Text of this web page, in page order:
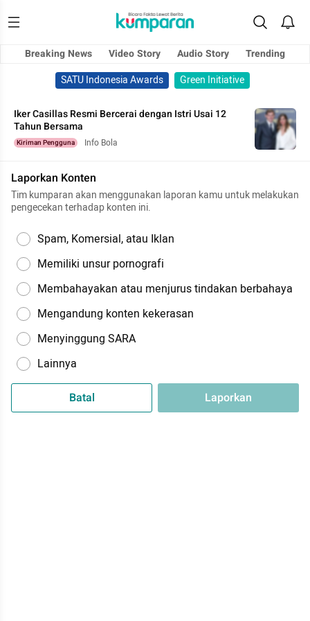
Breaking News Video Story Audio Story
Trending
SATU Indonesia Awards
Green Initiative
Iker Casillas Resmi Bercerai dengan Istri Usai 12
Tahun Bersama
Kiriman Pengguna Info Bola
Laporkan Konten
Tim kumparan akan menggunakan laporan kamu untuk melakukan
pengecekan terhadap konten ini.
Spam, Komersial, atau Iklan
Memiliki unsur pornografi
Membahayakan atau menjurus tindakan berbahaya
Mengandung konten kekerasan
Menyinggung SARA
Lainnya
Batal Laporkan